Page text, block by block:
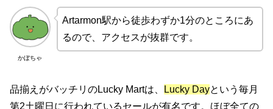
かぼちゃ
Artarmon駅から徒歩わずか1分のところにあ
るので、アクセスが抜群です。
品揃えがバッチリのLucky Martは、 Lucky Dayという毎月
第2土曜日に行われているセールが有名です。ほぼ全ての